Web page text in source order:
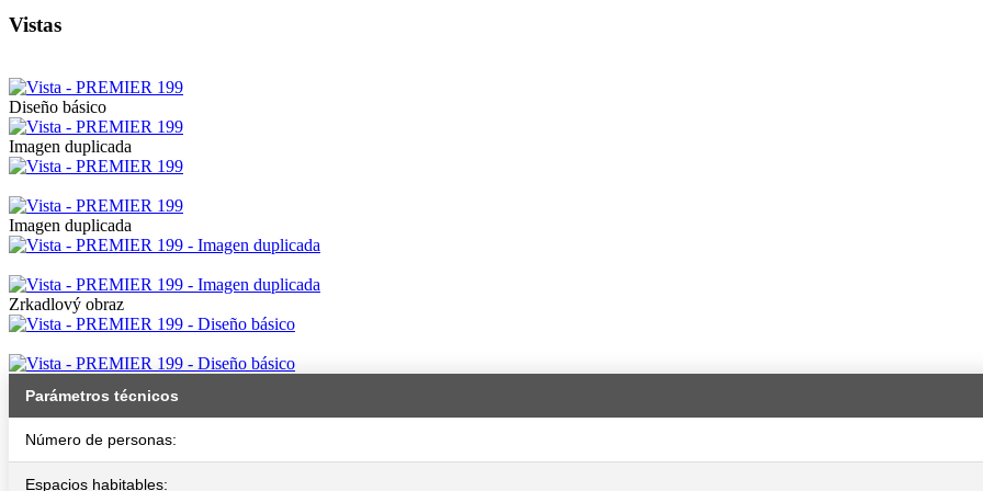
Vistas
Diseño básico
Imagen duplicada
Imagen duplicada
Zrkadlový obraz
Parámetros técnicos
Número de personas:
Espacios habitables: